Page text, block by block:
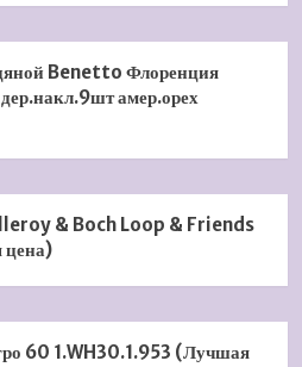
Benetto Флоренция
амер.орех
& Boch Loop & Friends
60 1.WH30.1.953 (Лучшая